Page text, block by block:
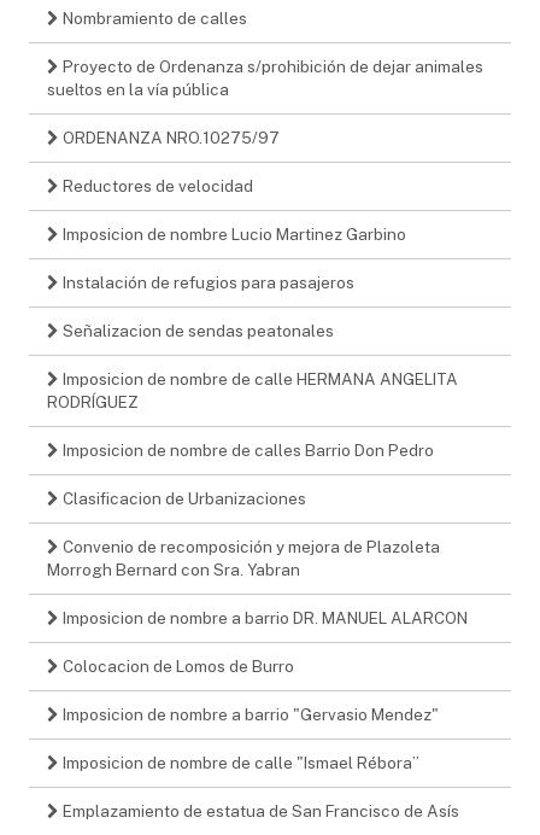
Nombramiento de calles
Proyecto de Ordenanza s/prohibición de dejar animales
sueltos en la vía pública
ORDENANZA NRO.10275/97
Reductores de velocidad
Imposicion de nombre Lucio Martinez Garbino
Instalación de refugios para pasajeros
Señalizacion de sendas peatonales
Imposicion de nombre de calle HERMANA ANGELITA
RODRÍGUEZ
Imposicion de nombre de calles Barrio Don Pedro
Clasificacion de Urbanizaciones
Convenio de recomposición y mejora de Plazoleta
Morrogh Bernard con Sra. Yabran
Imposicion de nombre a barrio DR. MANUEL ALARCON
Colocacion de Lomos de Burro
Imposicion de nombre a barrio "Gervasio Mendez"
Imposicion de nombre de calle "Ismael Rébora”
Emplazamiento de estatua de San Francisco de Asís